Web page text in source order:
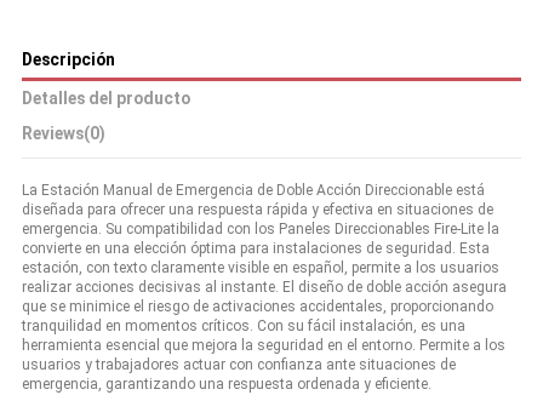
Descripción
Detalles del producto
Reviews(0)
La Estación Manual de Emergencia de Doble Acción Direccionable está
diseñada para ofrecer una respuesta rápida y efectiva en situaciones de
emergencia. Su compatibilidad con los Paneles Direccionables Fire-Lite la
convierte en una elección óptima para instalaciones de seguridad. Esta
estación, con texto claramente visible en español, permite a los usuarios
realizar acciones decisivas al instante. El diseño de doble acción asegura
que se minimice el riesgo de activaciones accidentales, proporcionando
tranquilidad en momentos críticos. Con su fácil instalación, es una
herramienta esencial que mejora la seguridad en el entorno. Permite a los
usuarios y trabajadores actuar con confianza ante situaciones de
emergencia, garantizando una respuesta ordenada y eficiente.